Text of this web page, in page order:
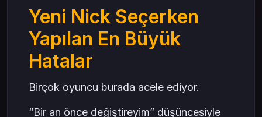
Yeni Nick Seçerken
Yapılan En Büyük
Hatalar
Birçok oyuncu burada acele ediyor.
“Bir an önce değiştireyim” düşüncesiyle